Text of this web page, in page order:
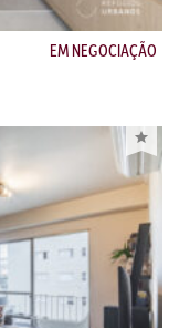
EM NEGOCIAÇÃO